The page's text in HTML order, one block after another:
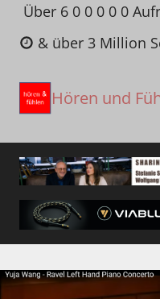
Zum
Inhalt
springen
Über 6 0 0 0 0 0
& über 3 Million
Hören und